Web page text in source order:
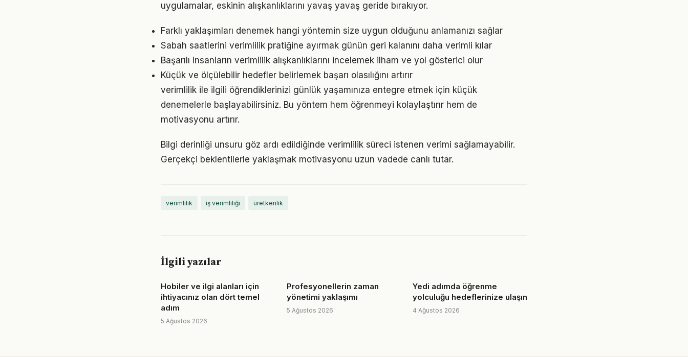
uygulamalar, eskinin alışkanlıklarını yavaş yavaş geride bırakıyor.
Farklı yaklaşımları denemek hangi yöntemin size uygun olduğunu anlamanızı sağlar
Sabah saatlerini verimlilik pratiğine ayırmak günün geri kalanını daha verimli kılar
Başarılı insanların verimlilik alışkanlıklarını incelemek ilham ve yol gösterici olur
Küçük ve ölçülebilir hedefler belirlemek başarı olasılığını artırır
verimlilik ile ilgili öğrendiklerinizi günlük yaşamınıza entegre etmek için küçük
denemelerle başlayabilirsiniz. Bu yöntem hem öğrenmeyi kolaylaştırır hem de
motivasyonu artırır.
Bilgi derinliği unsuru göz ardı edildiğinde verimlilik süreci istenen verimi sağlamayabilir.
Gerçekçi beklentilerle yaklaşmak motivasyonu uzun vadede canlı tutar.
verimlilik iş verimliliği üretkenlik
İlgili yazılar
Hobiler ve ilgi alanları için
ihtiyacınız olan dört temel
adım
5 Ağustos 2026
Profesyonellerin zaman
yönetimi yaklaşımı
5 Ağustos 2026
Yedi adımda öğrenme
yolculuğu hedeflerinize ulaşın
4 Ağustos 2026